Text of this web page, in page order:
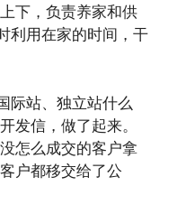
下，负责养家和供
利用在家的时间，干
际站、独立站什么
发信，做了起来。
怎么成交的客户拿
户都移交给了公